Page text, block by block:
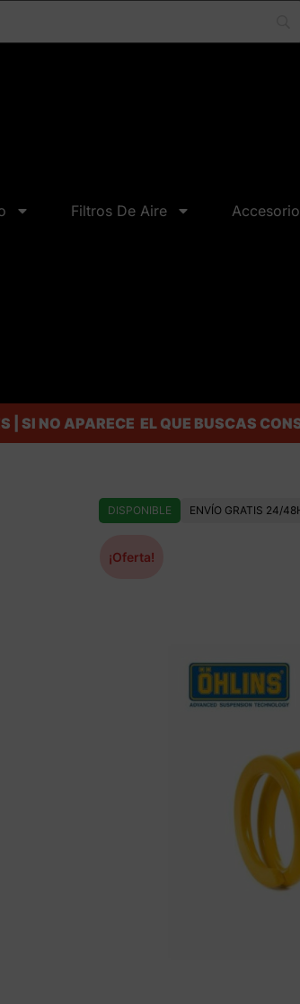
Filtros De Aire
| SI NO APARECE EL QUE BUSCAS
DISPONIBLE ENVÍO GRATIS 24/
¡Oferta!